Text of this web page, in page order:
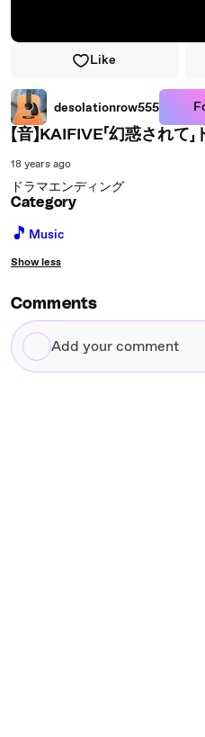
Like
desolationrow555
【音】KAIFIVE「幻惑されて
18 years ago
ドラマエンディング
Category
🎵 Music
Show less
Comments
Add
your